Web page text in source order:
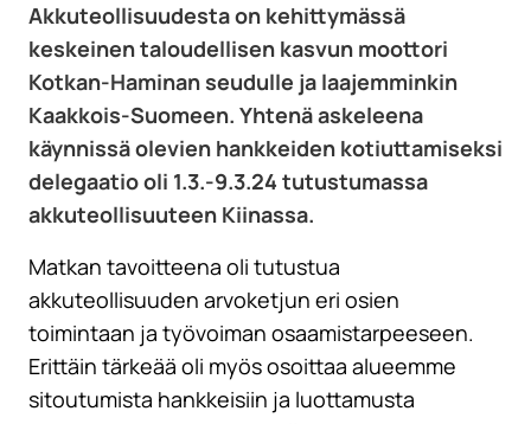
Akkuteollisuudesta on kehittymässä
keskeinen taloudellisen kasvun moottori
Kotkan-Haminan seudulle ja laajemminkin
Kaakkois-Suomeen. Yhtenä askeleena
käynnissä olevien hankkeiden kotiuttamiseksi
delegaatio oli 1.3.-9.3.24 tutustumassa
akkuteollisuuteen Kiinassa.
Matkan tavoitteena oli tutustua
akkuteollisuuden arvoketjun eri osien
toimintaan ja työvoiman osaamistarpeeseen.
Erittäin tärkeää oli myös osoittaa alueemme
sitoutumista hankkeisiin ja luottamusta